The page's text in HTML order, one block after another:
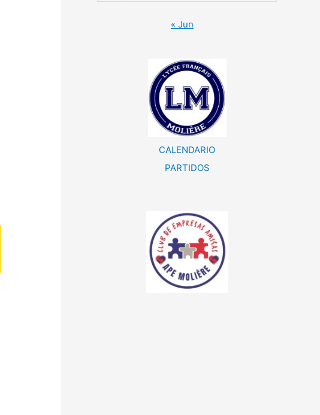
« Jun
CALENDARIO
PARTIDOS